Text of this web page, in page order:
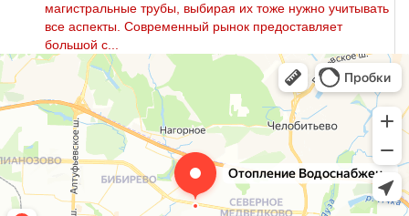
магистральные трубы, выбирая их тоже нужно учитывать
все аспекты. Современный рынок предоставляет
большой с...